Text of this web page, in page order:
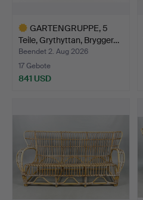
GARTENGRUPPE, 5
Teile, Grythyttan, Brygger…
Beendet 2. Aug 2026
17 Gebote
841 USD